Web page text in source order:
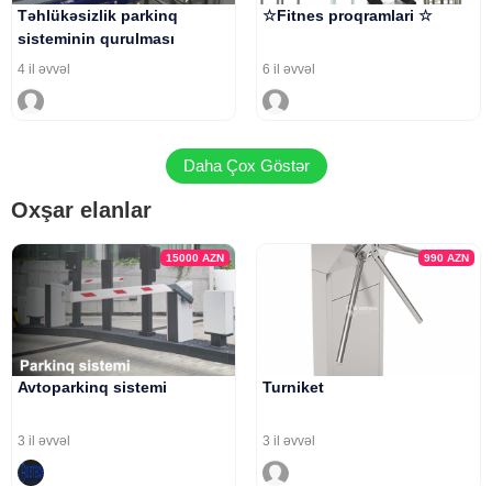
Təhlükəsizlik parkinq
sisteminin qurulması
4 il əvvəl
☆Fitnes proqramlari ☆
6 il əvvəl
Daha Çox Göstər
Oxşar elanlar
15000AZN
Avtoparkinq sistemi
3 il əvvəl
990 AZN
Turniket
3 il əvvəl